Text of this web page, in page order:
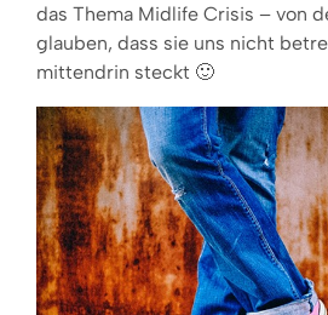
das Thema Midlife Crisis – von
glauben, dass sie uns nicht
mittendrin steckt 🙂